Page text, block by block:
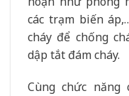
các trạm biến
cháy để chống
dập tắt đám cháy.
Cùng chức năng